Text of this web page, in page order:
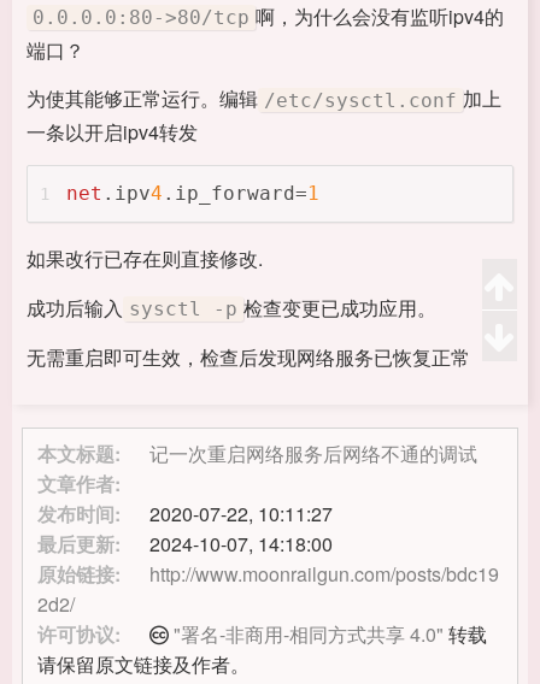
0.0.0.0:80->80/tcp 啊，为什么会没有监听ipv4的
端口？
为使其能够正常运行。编辑 /etc/sysctl.conf 加上
一条以开启ipv4转发
1 net .ipv4 .ip_forward=1
如果改行已存在则直接修改.
成功后输入 sysctl -p 检查变更已成功应用。
无需重启即可生效，检查后发现网络服务已恢复正常
本文标题:
记一次重启网络服务后网络不通的调试
文章作者:
发布时间:
2020-07-22, 10:11:27
最后更新:
2024-10-07, 14:18:00
原始链接:
http://www.moonrailgun.com/posts/bdc19
2d2/
许可协议:
"署名-非商用-相同方式共享 4.0" 转载
请保留原文链接及作者。